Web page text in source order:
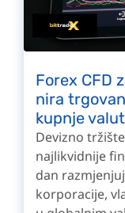
Forex CFD
nira
kupnje
Devizno
najlikvidnije
dan
korporacije,